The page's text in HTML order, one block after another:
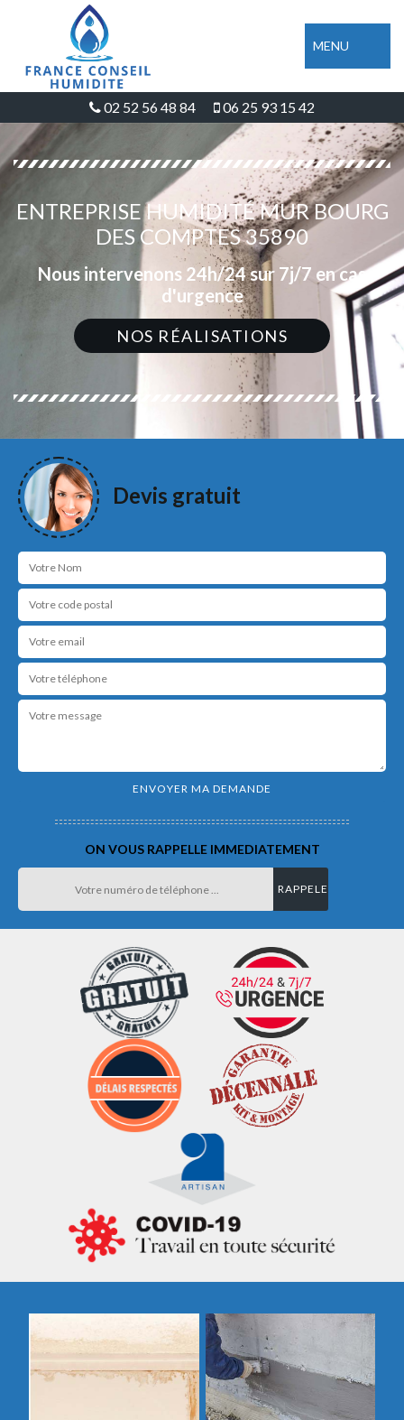
MENU
02 52 56 48 84 06 25 93 15 42
ENTREPRISE HUMIDITÉ MUR BOURG
DES COMPTES 35890
Nous intervenons 24h/24 sur 7j/7 en cas
d'urgence
NOS RÉALISATIONS
Devis gratuit
ON VOUS RAPPELLE IMMEDIATEMENT